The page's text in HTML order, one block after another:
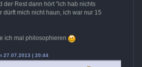
der Rest dann hört "ich hab nichts
dürft mich nicht haun, ich war nur 15
ich mal philosophieren
27.07.2013 | 20:44